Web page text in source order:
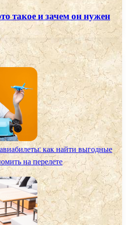
такое и зачем он нужен
как найти выгодные
на перелете